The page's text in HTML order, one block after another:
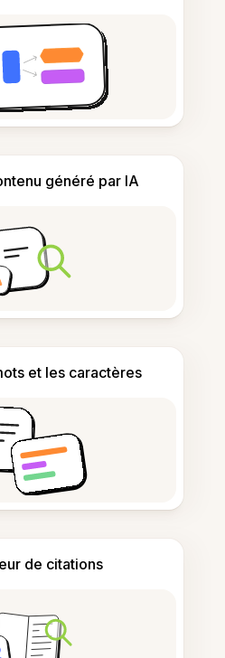
généré par IA
et les caractères
de citations